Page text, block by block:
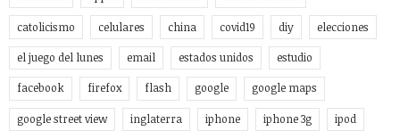
catolicismo celulares china covid19 diy elecciones
el juego del lunes email estados unidos estudio
facebook firefox flash google google maps
google street view inglaterra iphone iphone 3g ipod